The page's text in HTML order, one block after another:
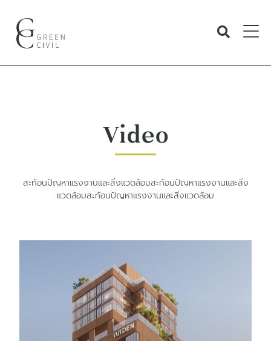
Video
สะท้อนปัญหาแรงงานและสิ่งแวดล้อมสะท้อนปัญหาแรงงานและสิ่ง
แวดล้อมสะท้อนปัญหาแรงงานและสิ่งแวดล้อม